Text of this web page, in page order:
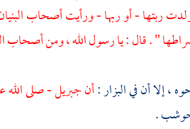
ربتها - أو ربها - ورأيت أصحاب
" . قال : يا رسول الله ، ومن أصحاب
، إلا أن فيالبزار:أنجبريل- صلى
.